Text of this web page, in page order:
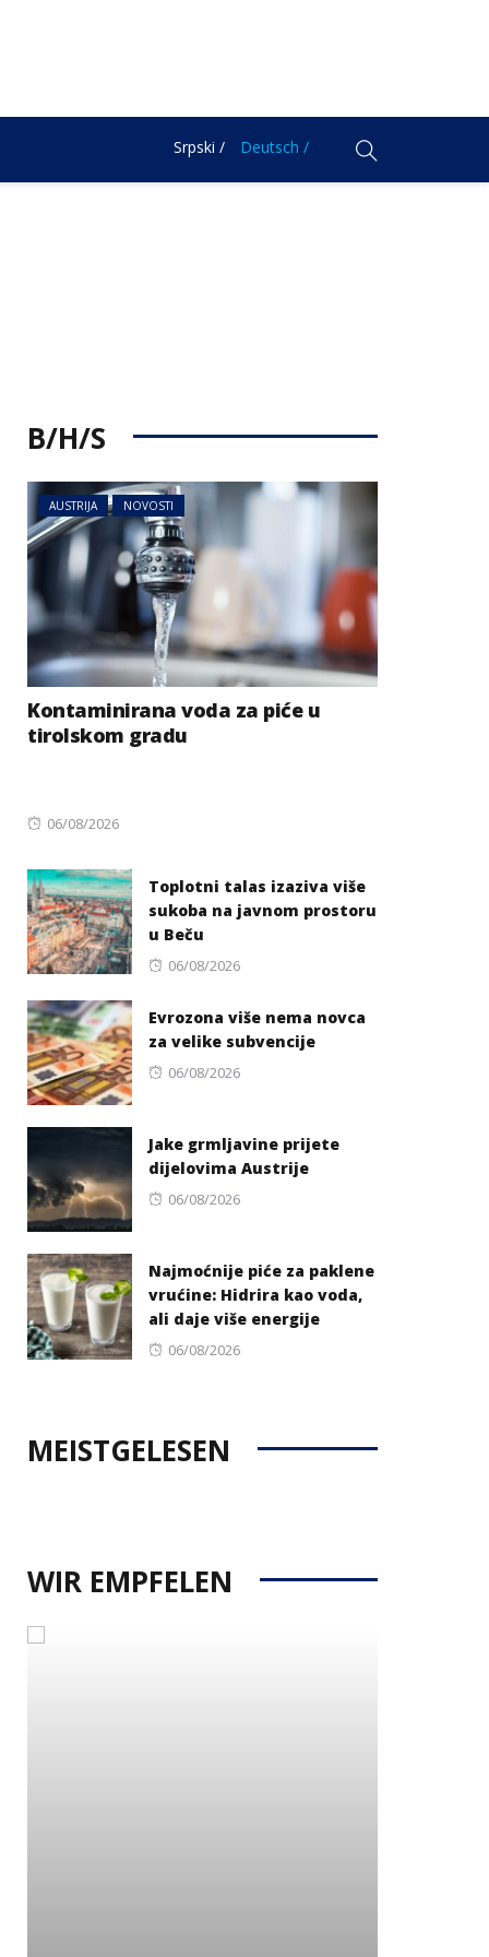
Srpski / Deutsch /
B/H/S
AUSTRIJA NOVOSTI
Kontaminirana voda za piće u
tirolskom gradu
Posted
06/08/2026
Toplotni talas izaziva više
sukoba na javnom prostoru
u Beču
Posted
06/08/2026
Evrozona više nema novca
za velike subvencije
Posted
06/08/2026
Jake grmljavine prijete
dijelovima Austrije
Posted
06/08/2026
Najmoćnije piće za paklene
vrućine: Hidrira kao voda,
ali daje više energije
Posted
06/08/2026
MEISTGELESEN
WIR EMPFELEN